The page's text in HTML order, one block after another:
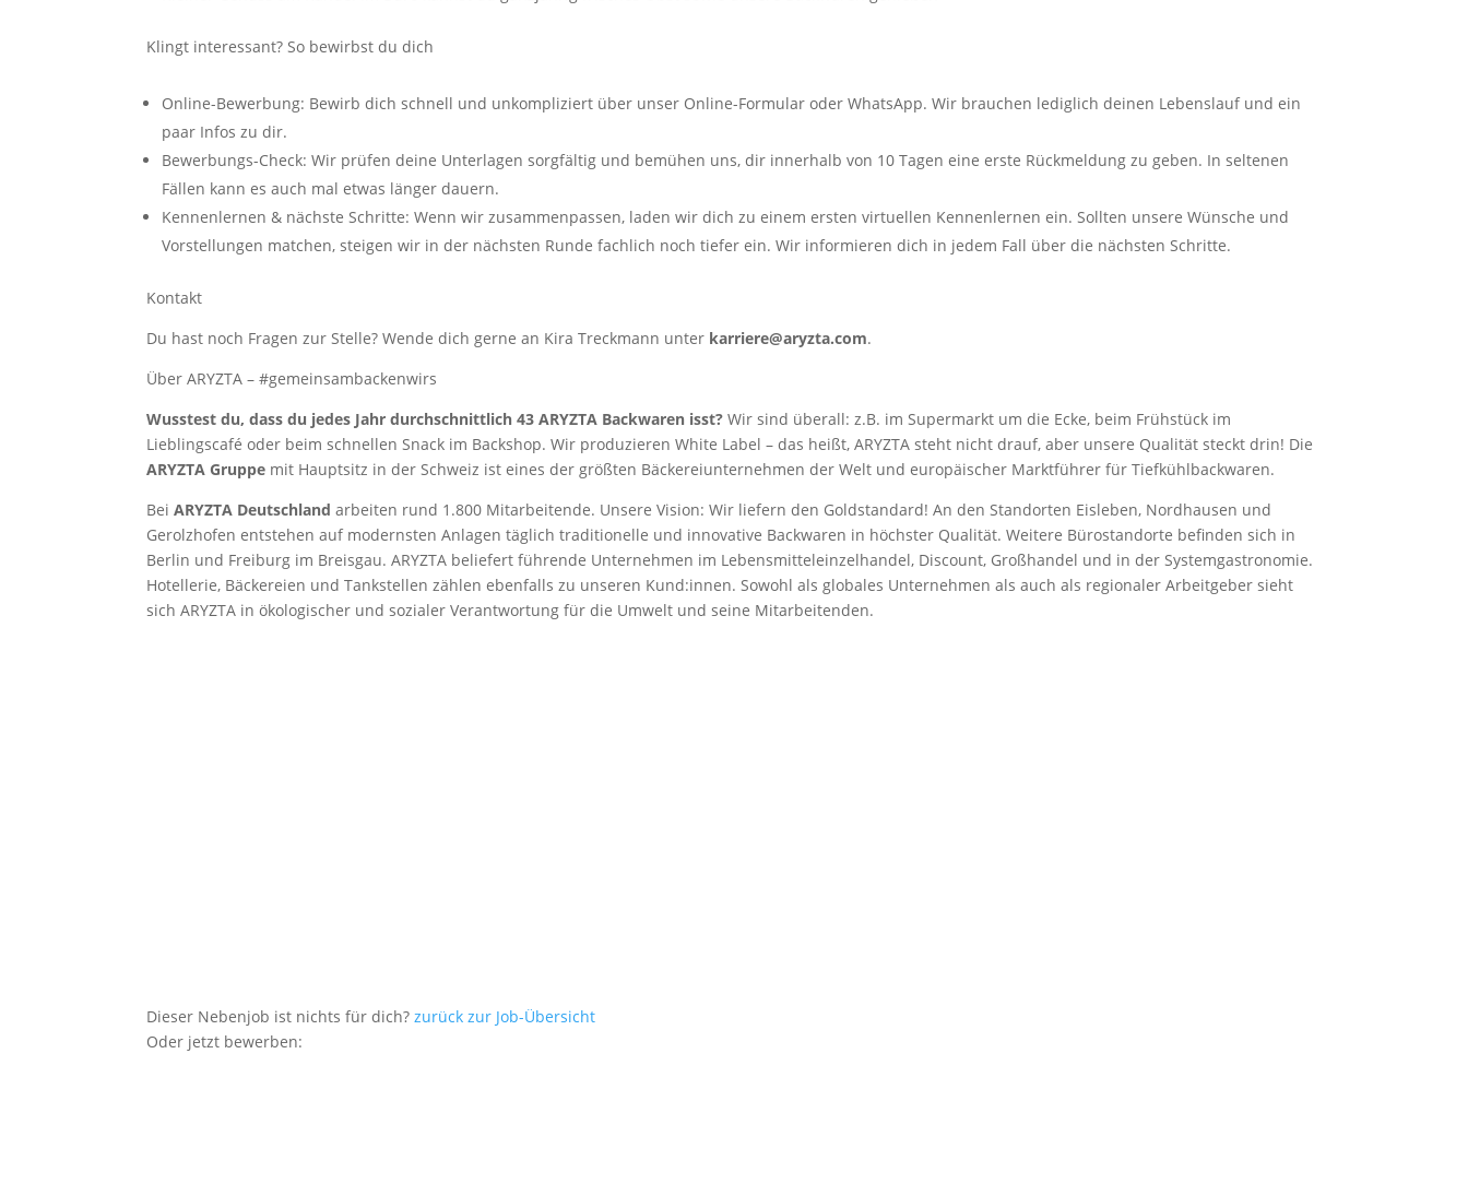
Klingt interessant? So bewirbst du dich
Online-Bewerbung: Bewirb dich schnell und unkompliziert über unser Online-Formular oder WhatsApp. Wir brauchen lediglich deinen Lebenslauf und ein
paar Infos zu dir.
Bewerbungs-Check: Wir prüfen deine Unterlagen sorgfältig und bemühen uns, dir innerhalb von 10 Tagen eine erste Rückmeldung zu geben. In seltenen
Fällen kann es auch mal etwas länger dauern.
Kennenlernen & nächste Schritte: Wenn wir zusammenpassen, laden wir dich zu einem ersten virtuellen Kennenlernen ein. Sollten unsere Wünsche und
Vorstellungen matchen, steigen wir in der nächsten Runde fachlich noch tiefer ein. Wir informieren dich in jedem Fall über die nächsten Schritte.
Kontakt
Du hast noch Fragen zur Stelle? Wende dich gerne an Kira Treckmann unter karriere@aryzta.com.
Über ARYZTA – #gemeinsambackenwirs
Wusstest du, dass du jedes Jahr durchschnittlich 43 ARYZTA Backwaren isst? Wir sind überall: z.B. im Supermarkt um die Ecke, beim Frühstück im
Lieblingscafé oder beim schnellen Snack im Backshop. Wir produzieren White Label – das heißt, ARYZTA steht nicht drauf, aber unsere Qualität steckt drin! Die
ARYZTA Gruppe mit Hauptsitz in der Schweiz ist eines der größten Bäckereiunternehmen der Welt und europäischer Marktführer für Tiefkühlbackwaren.
BeiARYZTA Deutschland arbeiten rund 1.800 Mitarbeitende. Unsere Vision: Wir liefern den Goldstandard! An den Standorten Eisleben, Nordhausen und
Gerolzhofen entstehen auf modernsten Anlagen täglich traditionelle und innovative Backwaren in höchster Qualität. Weitere Bürostandorte befinden sich in
Berlin und Freiburg im Breisgau. ARYZTA beliefert führende Unternehmen im Lebensmitteleinzelhandel, Discount, Großhandel und in der Systemgastronomie.
Hotellerie, Bäckereien und Tankstellen zählen ebenfalls zu unseren Kund:innen. Sowohl als globales Unternehmen als auch als regionaler Arbeitgeber sieht
sich ARYZTA in ökologischer und sozialer Verantwortung für die Umwelt und seine Mitarbeitenden.
Dieser Nebenjob ist nichts für dich?zurück zur Job-Übersicht
Oder jetzt bewerben: